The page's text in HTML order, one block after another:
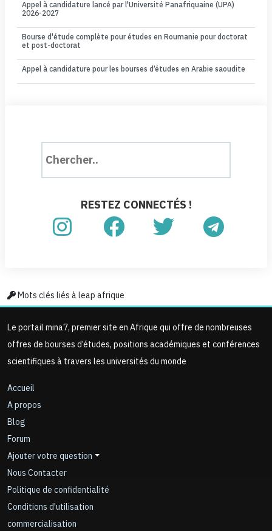
Appel à candidature lancé par l'Université Panafriquaine (UPA)
2026-2027
Bourse d'étude complète pour études en Roumanie pour doctorat
et post-doctorat
Appel à candidature pour les bourses d’études en Arabie saoudite
RESTEZ CONNECTÉS !
Mots clés liés à leap afrique
Le portail mina7, premier site en Afrique qui offre de nombreuses
offres de bourses d’études, positions académiques et conférences
scientifiques à travers les universités du monde
Accueil
A propos
Blog
Forum
Ajouter votre question
Nous Contacter
Politique de confidentialité
Conditions d'utilisation
commercialisation